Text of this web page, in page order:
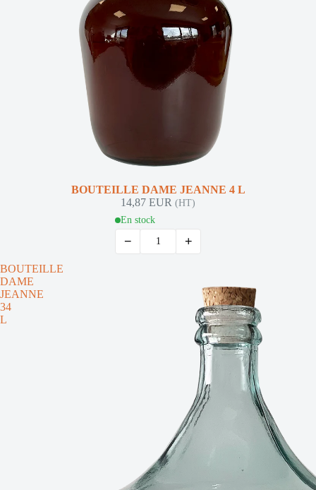
BOUTEILLE DAME JEANNE 4 L
14,87 EUR (HT)
En stock
− +
BOUTEILLE
DAME
JEANNE
34
L